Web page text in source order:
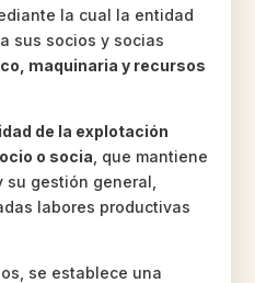
la cual la entidad
sus socios y socias
maquinaria y recursos
de la explotación
o socia , que mantiene
gestión general,
labores productivas
se establece una